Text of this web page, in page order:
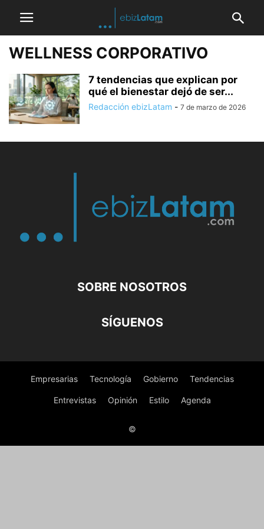
WELLNESS CORPORATIVO
7 tendencias que explican por
qué el bienestar dejó de ser...
Redacción ebizLatam - 7 de marzo de 2026
SOBRE NOSOTROS
SÍGUENOS
Empresarias Tecnología Gobierno Tendencias
Entrevistas Opinión Estilo Agenda
©